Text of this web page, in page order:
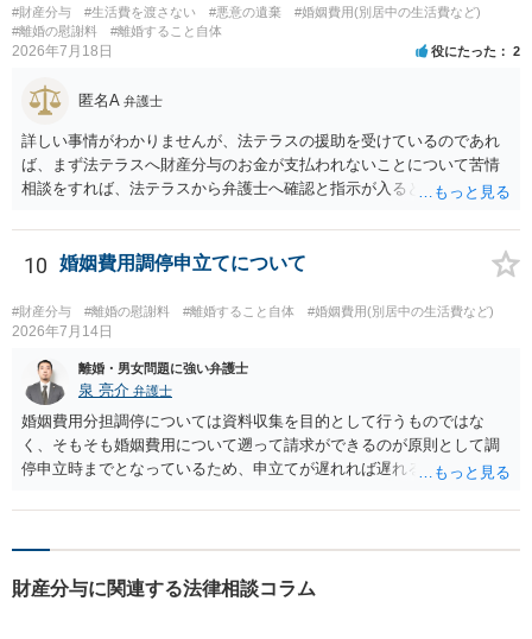
#財産分与 #生活費を渡さない #悪意の遺棄
#婚姻費用(別居中の生活費など)
#離婚の慰謝料
#離婚すること自体
2026年7月18日 役にたった 2
匿名A 弁護士
詳しい事情がわかりませんが、法テラスの援助を受けているのであれ
ば、まず法テラスへ財産分与のお金が支払われないことについて苦情
相談をすれば、法テラスから弁護士へ確認と指示が入ると思います。
す。
10 婚姻費用調停申立てについて
#財産分与 #離婚の慰謝料 #離婚すること自体 #婚姻費用(別居中の生活費など)
2026年7月14日
離婚・男女問題に強い弁護士
泉 亮介 弁護士
婚姻費用分担調停については資料収集を目的として行うものではな
く、そもそも婚姻費用について遡って請求ができるのが原則として調
停申立時までとなっているため、申立てが遅れれば遅れるほど、遡れ
婚姻費用については調停で話がまとまらなかった場合に審判で裁判所
財産分与に関連する法律相談コラム